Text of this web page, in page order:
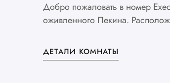
Добро пожаловать в номер
оживленного Пекина.
ДЕТАЛИ КОМНАТЫ